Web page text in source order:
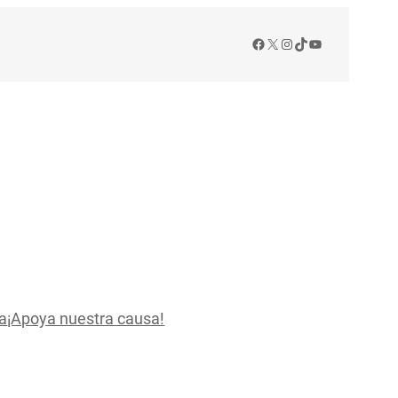
Facebook
X Instagram
TikTok
YouTube
¡Apoya nuestra causa!